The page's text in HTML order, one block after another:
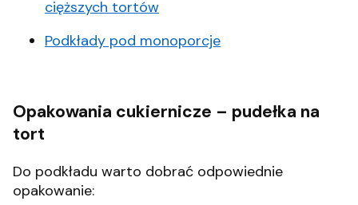
cięższych tortów
Podkłady pod monoporcje
Opakowania cukiernicze – pudełka na
tort
Do podkładu warto dobrać odpowiednie
opakowanie: